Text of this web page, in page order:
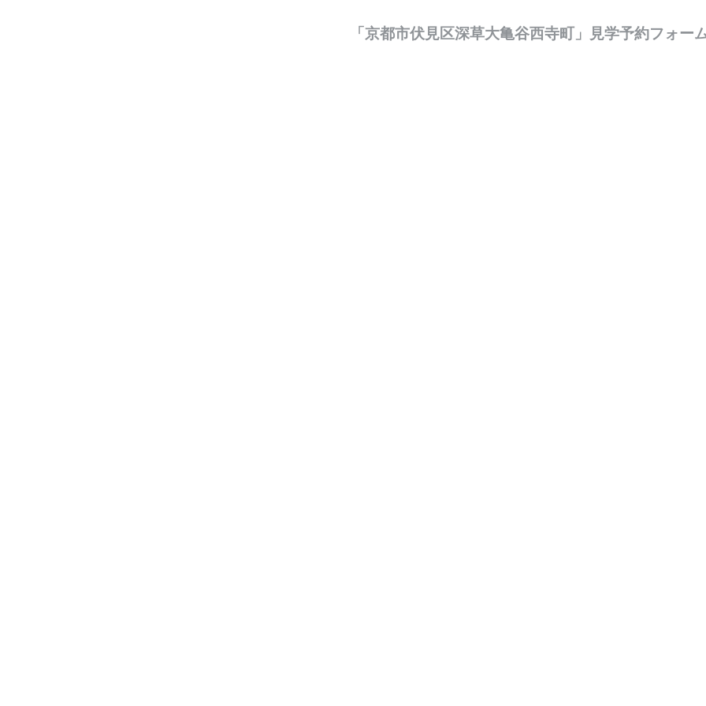
「京都市伏見区深草大亀谷西寺町」見学予約フォー